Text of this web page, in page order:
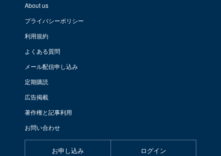
About us
プライバシーポリシー
利用規約
よくある質問
メール配信申し込み
定期購読
広告掲載
著作権と記事利用
お問い合わせ
お申し込み ログイン